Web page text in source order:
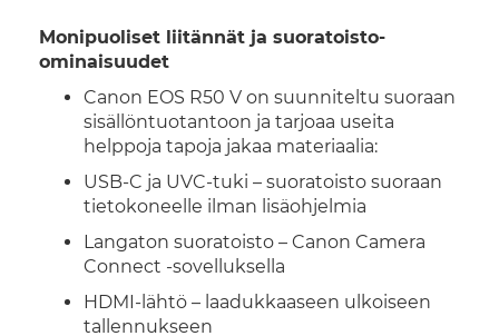
Monipuoliset liitännät ja suoratoisto-
ominaisuudet
Canon EOS R50 V on suunniteltu suoraan
sisällöntuotantoon ja tarjoaa useita
helppoja tapoja jakaa materiaalia:
USB-C ja UVC-tuki – suoratoisto suoraan
tietokoneelle ilman lisäohjelmia
Langaton suoratoisto – Canon Camera
Connect -sovelluksella
HDMI-lähtö – laadukkaaseen ulkoiseen
tallennukseen